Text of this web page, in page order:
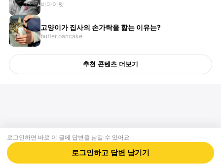
비마이펫
고양이가 집사의 손가락을 핥는 이유는?
butter pancake
추천 콘텐츠 더보기
로그인하면 바로 이 글에 답변 을 남길 수 있어요
로그인하고 답변 남기기